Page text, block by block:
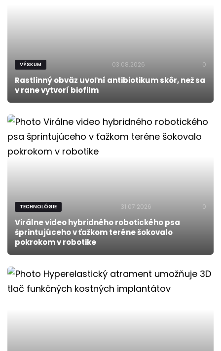
VÝSKUM 03.08.2026 0
Rastlinný obväz uvoľní antibiotikum skôr, než sa
v rane vytvorí biofilm
TECHNOLÓGIE 31.07.2026 0
Virálne video hybridného robotického psa
šprintujúceho v ťažkom teréne šokovalo
pokrokom v robotike